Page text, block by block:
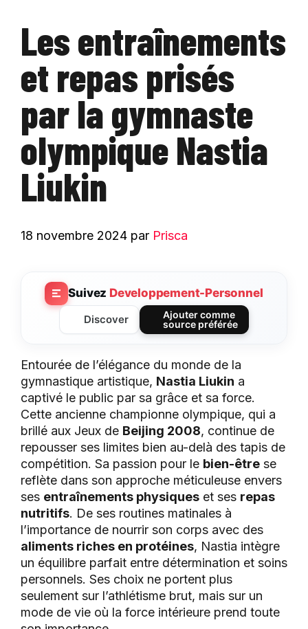
Les entraînements
et repas prisés
par la gymnaste
olympique Nastia
Liukin
18 novembre 2024 par Prisca
Suivez Developpement-Personnel
Discover
Ajouter comme
source préférée
Entourée de l’élégance du monde de la
gymnastique artistique, Nastia Liukin a
captivé le public par sa grâce et sa force.
Cette ancienne championne olympique, qui a
brillé aux Jeux de Beijing 2008, continue de
repousser ses limites bien au-delà des tapis de
compétition. Sa passion pour le bien-être se
reflète dans son approche méticuleuse envers
ses entraînements physiques et ses repas
nutritifs. De ses routines matinales à
l’importance de nourrir son corps avec des
aliments riches en protéines, Nastia intègre
un équilibre parfait entre détermination et soins
personnels. Ses choix ne portent plus
seulement sur l’athlétisme brut, mais sur un
mode de vie où la force intérieure prend toute